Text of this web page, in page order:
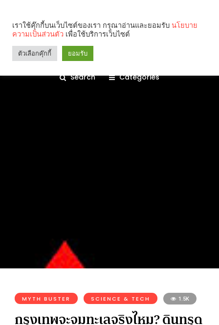
Search Categories
MYTH BUSTER SCIENCE & TECH 1.5K
กรุงเทพจะจมทะเลจริงไหม? ดินทรุด
เราใช้คุ๊กกี้บนเว็บไซต์ของเรา กรุณาอ่านและยอมรับ นโยบาย
ความเป็นส่วนตัว เพื่อใช้บริการเว็บไซต์
ตัวเลือกคุ๊กกี้ ยอมรับ